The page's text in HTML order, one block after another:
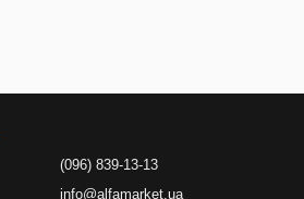
(096) 839-13-13
info@alfamarket.ua